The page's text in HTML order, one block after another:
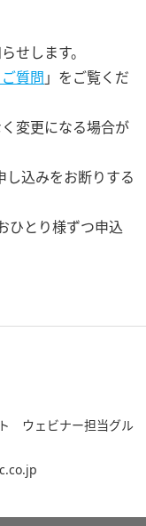
せします。
質問 」をご覧くだ
変更になる場合が
込みをお断りする
ひとり様ずつ申込
ウェビナー担当グル